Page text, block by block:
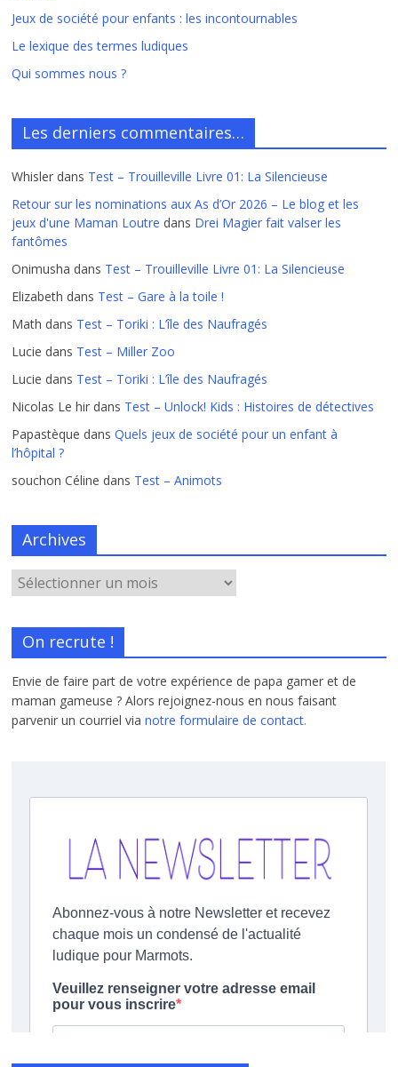
Jeux de société pour enfants : les incontournables
Le lexique des termes ludiques
Qui sommes nous ?
Les derniers commentaires…
Whisler dans Test – Trouilleville Livre 01: La Silencieuse
Retour sur les nominations aux As d’Or 2026 – Le blog et les
jeux d'une Maman Loutre dans Drei Magier fait valser les
fantômes
Onimusha dans Test – Trouilleville Livre 01: La Silencieuse
Elizabeth dans Test – Gare à la toile !
Math dans Test – Toriki : L’île des Naufragés
Lucie dans Test – Miller Zoo
Lucie dans Test – Toriki : L’île des Naufragés
Nicolas Le hir dans Test – Unlock! Kids : Histoires de détectives
Papastèque dansQuels jeux de société pour un enfant à
l’hôpital ?
souchon Céline dans Test – Animots
Archives
On recrute !
Envie de faire part de votre expérience de papa gamer et de
maman gameuse ? Alors rejoignez-nous en nous faisant
parvenir un courriel vianotre formulaire de contact.